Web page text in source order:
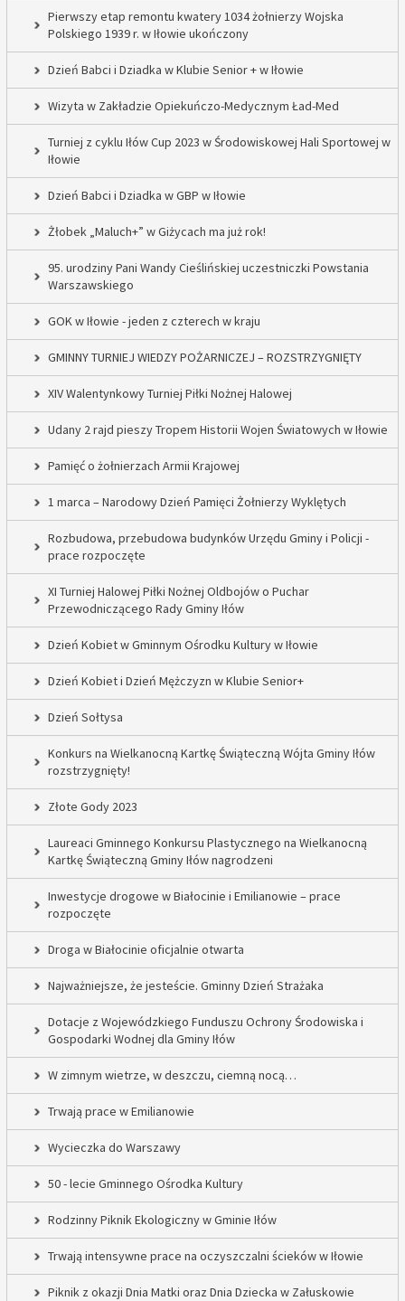
Pierwszy etap remontu kwatery 1034 żołnierzy Wojska
Polskiego 1939 r. w Iłowie ukończony
Dzień Babci i Dziadka w Klubie Senior + w Iłowie
Wizyta w Zakładzie Opiekuńczo-Medycznym Ład-Med
Turniej z cyklu Iłów Cup 2023 w Środowiskowej Hali Sportowej w
Iłowie
Dzień Babci i Dziadka w GBP w Iłowie
Żłobek „Maluch+” w Giżycach ma już rok!
95. urodziny Pani Wandy Cieślińskiej uczestniczki Powstania
Warszawskiego
GOK w Iłowie - jeden z czterech w kraju
GMINNY TURNIEJ WIEDZY POŻARNICZEJ – ROZSTRZYGNIĘTY
XIV Walentynkowy Turniej Piłki Nożnej Halowej
Udany 2 rajd pieszy Tropem Historii Wojen Światowych w Iłowie
Pamięć o żołnierzach Armii Krajowej
1 marca – Narodowy Dzień Pamięci Żołnierzy Wyklętych
Rozbudowa, przebudowa budynków Urzędu Gminy i Policji -
prace rozpoczęte
XI Turniej Halowej Piłki Nożnej Oldbojów o Puchar
Przewodniczącego Rady Gminy Iłów
Dzień Kobiet w Gminnym Ośrodku Kultury w Iłowie
Dzień Kobiet i Dzień Mężczyzn w Klubie Senior+
Dzień Sołtysa
Konkurs na Wielkanocną Kartkę Świąteczną Wójta Gminy Iłów
rozstrzygnięty!
Złote Gody 2023
Laureaci Gminnego Konkursu Plastycznego na Wielkanocną
Kartkę Świąteczną Gminy Iłów nagrodzeni
Inwestycje drogowe w Białocinie i Emilianowie – prace
rozpoczęte
Droga w Białocinie oficjalnie otwarta
Najważniejsze, że jesteście. Gminny Dzień Strażaka
Dotacje z Wojewódzkiego Funduszu Ochrony Środowiska i
Gospodarki Wodnej dla Gminy Iłów
W zimnym wietrze, w deszczu, ciemną nocą…
Trwają prace w Emilianowie
Wycieczka do Warszawy
50 - lecie Gminnego Ośrodka Kultury
Rodzinny Piknik Ekologiczny w Gminie Iłów
Trwają intensywne prace na oczyszczalni ścieków w Iłowie
Piknik z okazji Dnia Matki oraz Dnia Dziecka w Załuskowie